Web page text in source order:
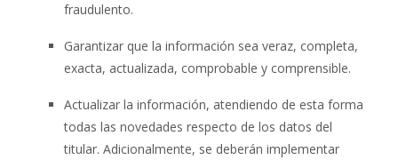
fraudulento.
Garantizar que la información sea veraz, completa,
exacta, actualizada, comprobable y comprensible.
Actualizar la información, atendiendo de esta forma
todas las novedades respecto de los datos del
titular. Adicionalmente, se deberán implementar